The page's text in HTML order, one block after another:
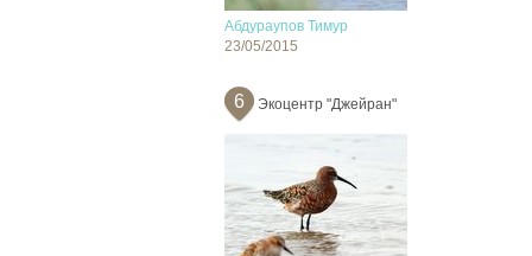
Абдураупов Тимур
23/05/2015
6 Экоцентр "Джейран"